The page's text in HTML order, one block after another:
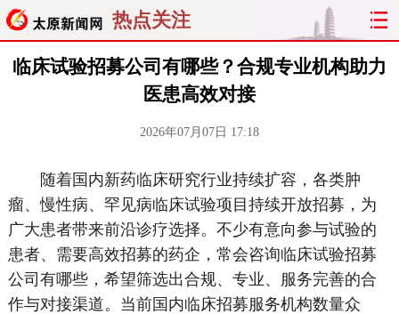
热点关注
临床试验招募公司有哪些？合规专业机构助力
医患高效对接
2026年07月07日 17:18
随着国内新药临床研究行业持续扩容，各类肿
瘤、慢性病、罕见病临床试验项目持续开放招募，为
广大患者带来前沿诊疗选择。不少有意向参与试验的
患者、需要高效招募的药企，常会咨询临床试验招募
公司有哪些，希望筛选出合规、专业、服务完善的合
作与对接渠道。当前国内临床招募服务机构数量众